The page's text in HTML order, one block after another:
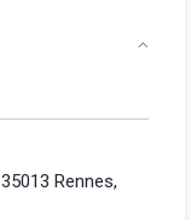
Rennes,